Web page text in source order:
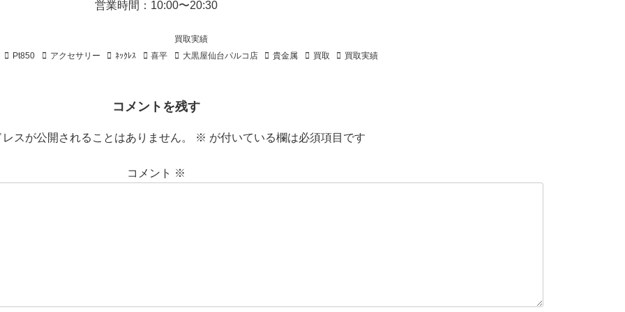
営業時間：10:00〜20:30
買取実績
Pt850 アクセサリー ﾈｯｸﾚｽ 喜平 大黒屋仙台パルコ店 貴金属 買取 買取実績
コメントを残す
レスが公開されることはありません。 ※ が付いている欄は必須項目です
コメント ※